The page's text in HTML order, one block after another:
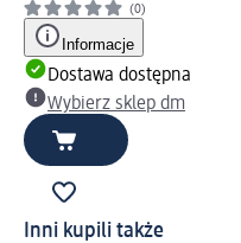
(0)
Informacje
Dostawa dostępna
Wybierz sklep dm
Inni kupili także